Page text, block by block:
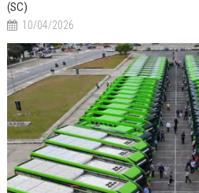
(SC)
10/04/2026